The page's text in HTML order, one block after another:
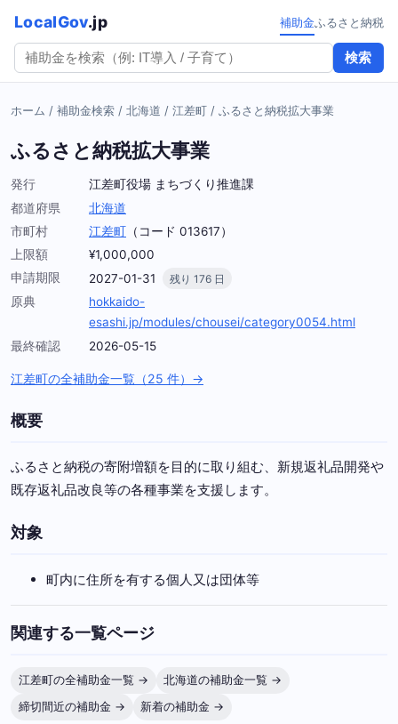
LocalGov.jp
検索
補助金ふるさと納税
ホーム / 補助金検索 / 北海道 / 江差町 / ふるさと納税拡大事業
ふるさと納税拡大事業
発行
江差町役場 まちづくり推進課
都道府県
北海道
市町村
江差町 （コード 013617）
上限額
¥1,000,000
申請期限
2027-01-31 残り 176 日
原典
hokkaido-
esashi.jp/modules/chousei/category0054.html
最終確認
2026-05-15
江差町の全補助金一覧（25 件）→
概要
ふるさと納税の寄附増額を目的に取り組む、新規返礼品開発や
既存返礼品改良等の各種事業を支援します。
対象
町内に住所を有する個人又は団体等
関連する一覧ページ
江差町の全補助金一覧 →
北海道の補助金一覧 →
締切間近の補助金 →
新着の補助金 →